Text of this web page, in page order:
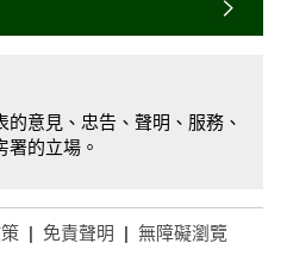
的意見、忠告、聲明、服務、
署的立場。
| 免責聲明 | 無障礙瀏覽